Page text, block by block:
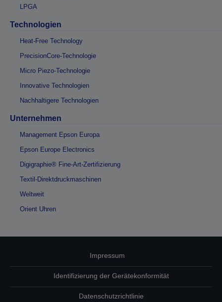
LPGA
Technologien
Heat-Free Technology
PrecisionCore-Technologie
Micro Piezo-Technologie
Innovative Technologien
Nachhaltigere Technologien
Unternehmen
Management Epson Europa
Epson Europe Electronics
Digigraphie® Fine-Art-Zertifizierung
Textil-Direktdruckmaschinen
Weltweit
Orient Uhren
Impressum
Identifizierung der Gerätekonformität
Datenschutzrichtlinie